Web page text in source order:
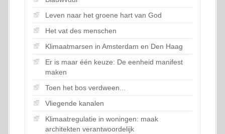
Leven naar het groene hart van God
Het vat des menschen
Klimaatmarsen in Amsterdam en Den Haag
Er is maar één keuze: De eenheid manifest
maken
Toen het bos verdween...
Vliegende kanalen
Klimaatregulatie in woningen: maak
architekten verantwoordelijk